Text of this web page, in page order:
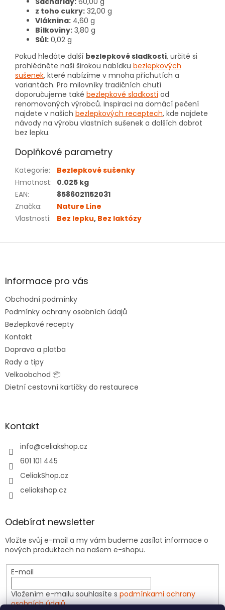
z toho cukry: 32,00 g
Vláknina: 4,60 g
Bílkoviny: 3,80 g
Sůl: 0,02 g
Pokud hledáte další bezlepkové sladkosti, určitě si
prohlédněte naši širokou nabídku bezlepkových
sušenek, které nabízíme v mnoha příchutích a
variantách. Pro milovníky tradičních chutí
doporučujeme také bezlepkové sladkosti od
renomovaných výrobců. Inspiraci na domácí pečení
najdete v našich bezlepkových receptech, kde najdete
návody na výrobu vlastních sušenek a dalších dobrot
bez lepku.
Doplňkové parametry
Kategorie:
Bezlepkové sušenky
Hmotnost: 0.025 kg
EAN:
8586021152031
Značka:
Nature Line
Vlastnosti: Bez lepku, Bez laktózy
Z
aInformace pro vás
Obchodní podmínky
Podmínky ochrany osobních údajů
Bezlepkové recepty
Kontakt
Doprava a platba
Rady a tipy
Velkoobchod 📦
Dietní cestovní kartičky do restaurece
Kontakt
info@celiakshop.cz
601 101 445
CeliakShop.cz
celiakshop.cz
Odebírat newsletter
Vložte svůj e-mail a my vám budeme zasílat informace o
nových produktech na našem e-shopu.
E-mail
Vložením e-mailu souhlasíte s podmínkami ochrany
osobních údajů